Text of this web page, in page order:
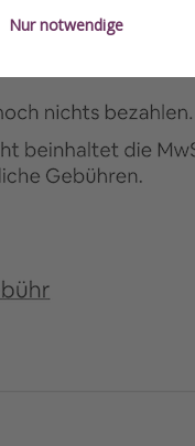
Nur notwendige